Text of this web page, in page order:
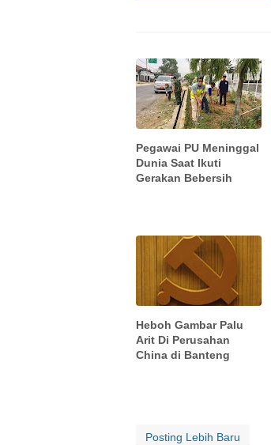
Pegawai PU Meninggal
Dunia Saat Ikuti
Gerakan Bebersih
Heboh Gambar Palu
Arit Di Perusahan
China di Banteng
Posting Lebih Baru